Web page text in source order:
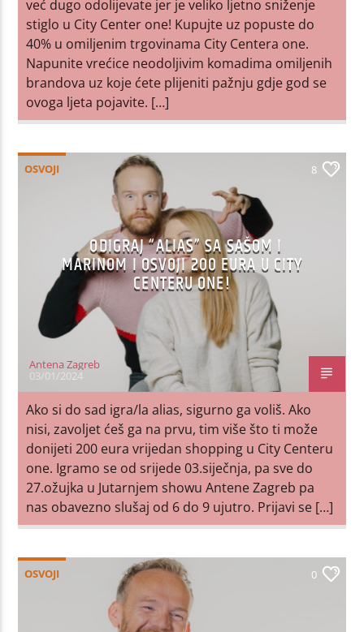
već dugo odolijevate jer je veliko ljetno sniženje
stiglo u City Center one! Kupujte uz popuste do
40% u omiljenim trgovinama City Centera one.
Napunite vrećice neodoljivim komadima omiljenih
brandova uz koje ćete plijeniti pažnju gdje god se
ovoga ljeta pojavite. […]
OSVOJI 8
ODIGRAJ “ALIAS” SA SAŠOM I
MARINOM I OSVOJI 200 EURA U CITY
CENTERU ONE!
Antena Zagreb
03/01/2024
Ako si do sad igra/la alias, sigurno ga voliš. Ako
nisi, zavoljet ćeš ga na prvu, tim više što ti može
donijeti 200 eura vrijedan shopping u City Centeru
one. Igramo se od srijede 03.siječnja, pa sve do
27.ožujka u Jutarnjem showu Antene Zagreb pa
nas obavezno slušaj od 6 do 9 ujutro. Prijavi se […]
OSVOJI 0